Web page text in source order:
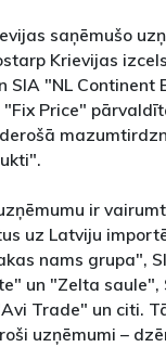
saņēmušo
Krievijas
"NL Continent
Price"
ir
uz Latviju
nams grupa",
un "Zelta saule",
Trade" un citi.
uzņēmumi –